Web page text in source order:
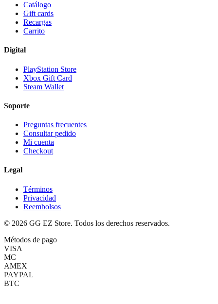
Catálogo
Gift cards
Recargas
Carrito
Digital
PlayStation Store
Xbox Gift Card
Steam Wallet
Soporte
Preguntas frecuentes
Consultar pedido
Mi cuenta
Checkout
Legal
Términos
Privacidad
Reembolsos
© 2026 GG EZ Store. Todos los derechos reservados.
Métodos de pago
VISA
MC
AMEX
PAYPAL
BTC